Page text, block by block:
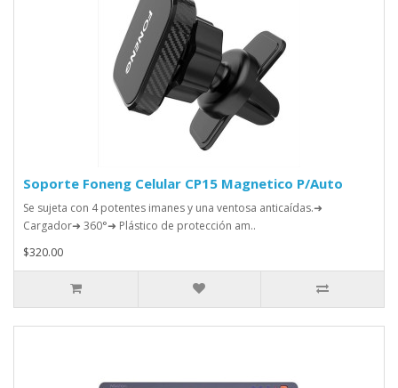
Soporte Foneng Celular CP15 Magnetico P/Auto
Se sujeta con 4 potentes imanes y una ventosa anticaídas.➜
Cargador➜ 360°➜ Plástico de protección am..
$320.00